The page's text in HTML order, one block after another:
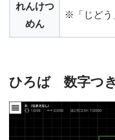
れんけつ
めん
※「じどう
ひろば 数字つ